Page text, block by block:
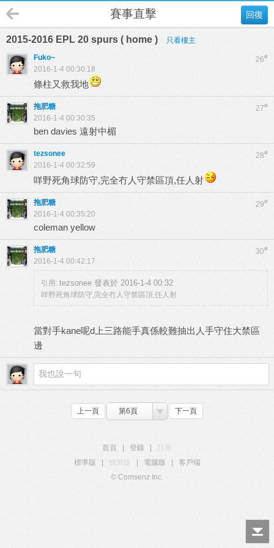
回復
賽事直擊
2015-2016 EPL 20 spurs ( home ) 只看樓主
26#
Fuko~
2016-1-4 00:30:18
條柱又救我地
27#
拖肥糖
2016-1-4 00:30:35
ben davies 遠射中楣
28#
tezsonee
2016-1-4 00:32:59
咩野死角球防守,完全冇人守禁區頂,任人射
29#
拖肥糖
2016-1-4 00:35:20
coleman yellow
30#
拖肥糖
2016-1-4 00:42:17
引用: tezsonee 發表於 2016-1-4 00:32
咩野死角球防守,完全冇人守禁區頂,任人射
當對手kane呢d上三路能手真係較難抽出人手守住大禁區
邊
上一頁 第6頁 下一頁
首頁 登錄
標準版
觸屏版 電腦版
客戶端
© Comsenz Inc.